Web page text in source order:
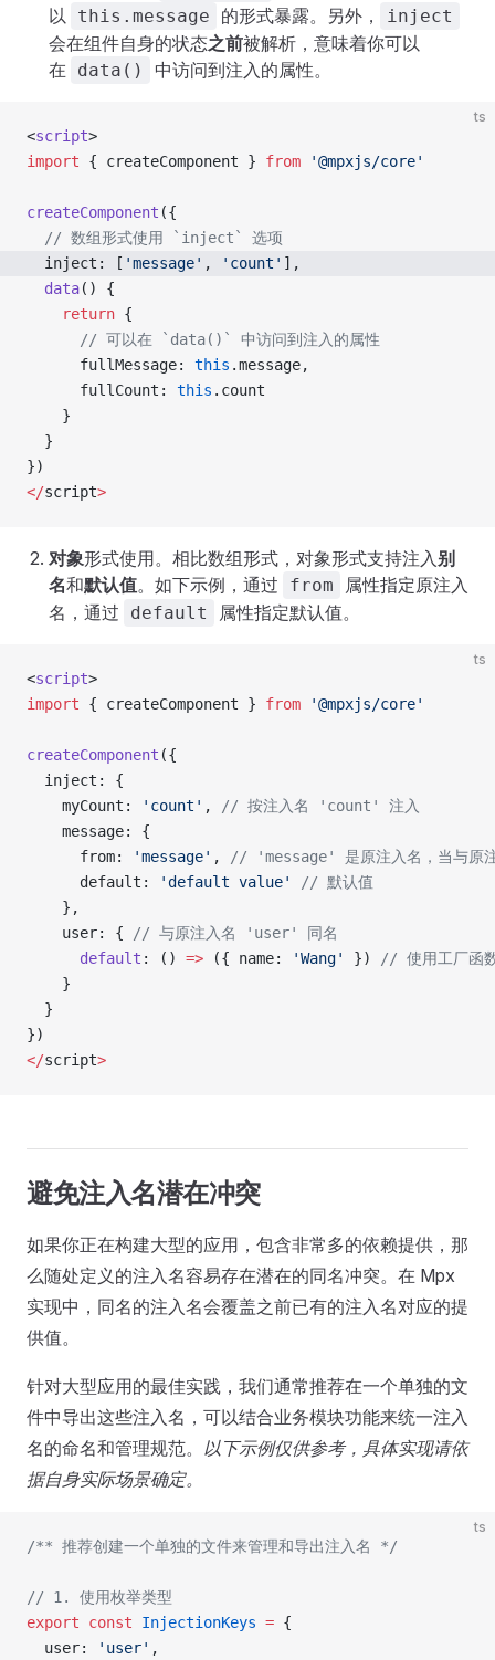
以
this.message 的形式暴露。另外， inject
会在组件自身的状态之前被解析，意味着你可以
在
data() 中访问到注入的属性。
ts
<script>
import { createComponent } from '@mpxjs/core'
createComponent ({
  // 数组形式使用 `inject` 选项
  inject: [
'message' , 'count' ],
  data
() {
    return
{
      // 可以在 `data()` 中访问到注入的属性
      fullMessage:
this .message,
      fullCount:
this .count
    }
  }
})
</script>
对象形式使用。相比数组形式，对象形式支持注入 别
名和默认值。如下示例，通过 from
属性指定原注入
名，通过
default 属性指定默认值。
ts
<script>
import { createComponent } from '@mpxjs/core'
createComponent ({
  inject: {
    myCount:
'count' ,
// 按注入名 'count' 注入
    message: {
      from:
'message' ,
// 'message' 是原注入名，当与原注
      default:
'default value'
// 默认值
    },
    user: {
// 与原注入名 'user' 同名
      default
: () => ({ name: 'Wang' })
// 使用工厂函
    }
  }
})
</script>
避免注入名潜在冲突
如果你正在构建大型的应用，包含非常多的依赖提供，那
么随处定义的注入名容易存在潜在的同名冲突。在 Mpx
实现中，同名的注入名会覆盖之前已有的注入名对应的提
供值。
针对大型应用的最佳实践，我们通常推荐在一个单独的文
件中导出这些注入名，可以结合业务模块功能来统一注入
名的命名和管理规范。 以下示例仅供参考，具体实现请依
据自身实际场景确定。
ts
/** 推荐创建一个单独的文件来管理和导出注入名 */
// 1. 使用枚举类型
export const InjectionKeys = {
  user:
'user' ,